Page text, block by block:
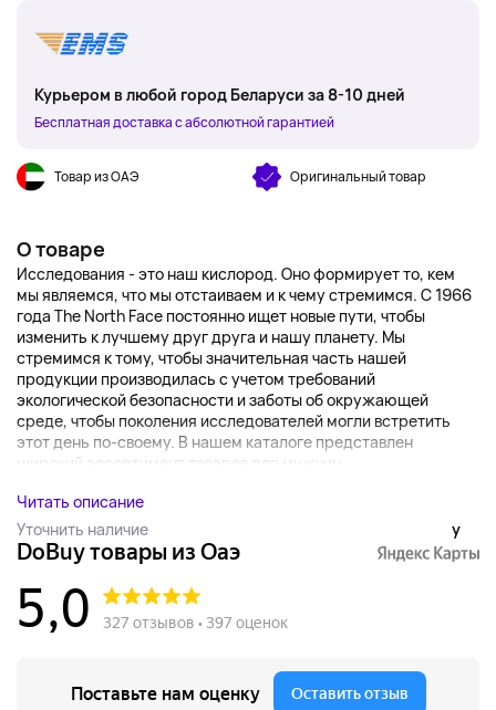
Курьером в любой город Беларуси за 8-10 дней
Бесплатная доставка с абсолютной гарантией
Товар из ОАЭ Оригинальный товар
О товаре
Исследования - это наш кислород. Оно формирует то, кем
мы являемся, что мы отстаиваем и к чему стремимся. С 1966
года The North Face постоянно ищет новые пути, чтобы
изменить к лучшему друг друга и нашу планету. Мы
стремимся к тому, чтобы значительная часть нашей
продукции производилась с учетом требований
экологической безопасности и заботы об окружающей
среде, чтобы поколения исследователей могли встретить
этот день по-своему. В нашем каталоге представлен
широкий ассортимент товаров для мужчин...
Читать описание
Уточнить наличие
y